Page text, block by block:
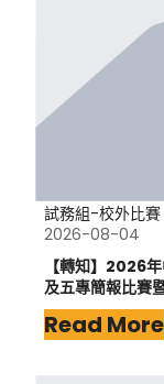
試務組-校外比賽
2026-08-04
【轉知】2026
及五專簡報比賽
Read More